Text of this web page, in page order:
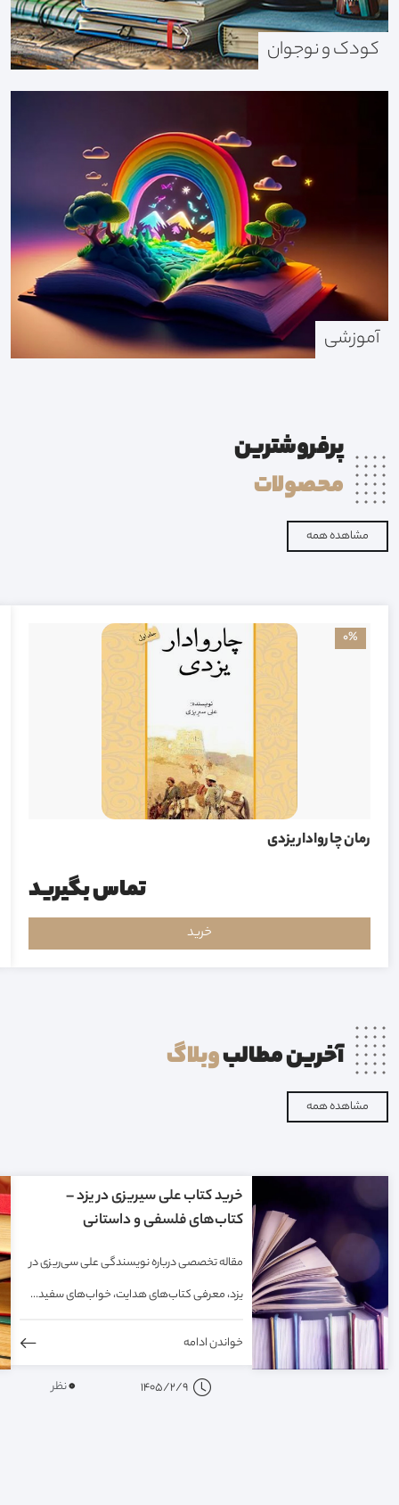
کودک و نوجوان
آموزشی
پرفروشترین
محصولات
مشاهده همه
0%
رمان چاروادار یزدی
تماس بگیرید
خرید
آخرین مطالبوبلاگ
مشاهده همه
خرید کتاب علی سیریزی در یزد –
کتاب‌های فلسفی و داستانی
مقاله تخصصی درباره نویسندگی علی سی‌ریزی در
یزد، معرفی کتاب‌های هدایت، خواب‌های سفید...
خواندن ادامه
1405/2/9
0نظر